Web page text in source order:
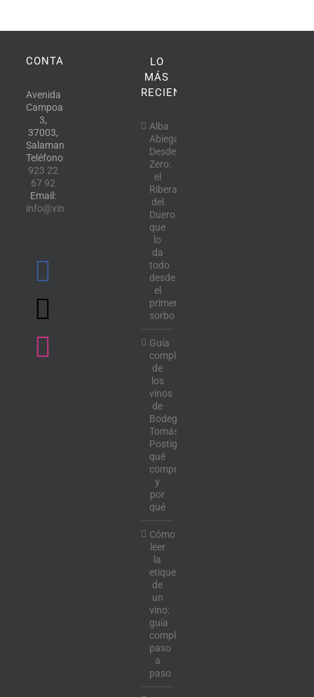
CONTACTO
Avenida
Campoamor,
3,
37003,
Salamanca.
Teléfono:
923 22
67 92
Email:
info@vinotecalavendimia.es
LO
MÁS
RECIENTE
Alba
Abiega
Desde
Zero:
el
Ribera
del
Duero
que
lo
da
todo
desde
el
primer
sorbo
Guía
completa
de
los
vinos
de
Bodega
Tomás
Postigo:
qué
comprar
y
por
qué
Cómo
leer
la
etiqueta
de
un
vino:
guía
completa
paso
a
paso